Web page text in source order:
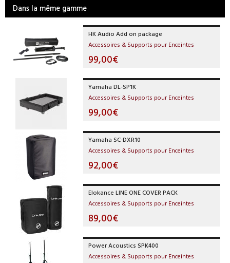
Dans la même gamme
HK Audio Add on package
Accessoires & Supports pour Enceintes
99,00€
Yamaha DL-SP1K
Accessoires & Supports pour Enceintes
99,00€
Yamaha SC-DXR10
Accessoires & Supports pour Enceintes
92,00€
Elokance LINE ONE COVER PACK
Accessoires & Supports pour Enceintes
89,00€
Power Acoustics SPK400
Accessoires & Supports pour Enceintes